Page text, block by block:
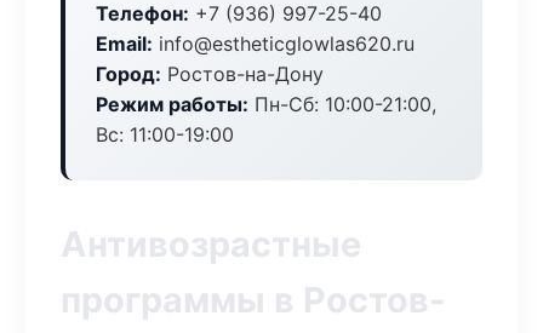
Телефон: +7 (936) 997-25-40
Email: info@estheticglowlas620.ru
Город: Ростов-на-Дону
Режим работы: Пн-Сб: 10:00-21:00,
Вс: 11:00-19:00
Антивозрастные
программы в Ростов-